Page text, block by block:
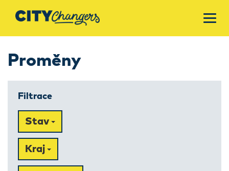
Proměny
Filtrace
Stav
Kraj